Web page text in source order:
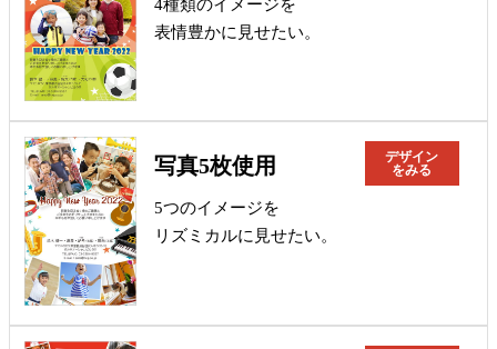
4種類のイメージを
表情豊かに見せたい。
写真5枚使用
デザイン
をみる
5つのイメージを
リズミカルに見せたい。